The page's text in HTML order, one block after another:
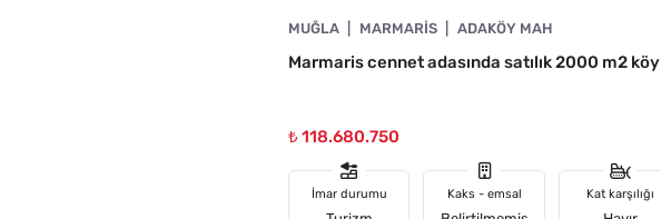
MUĞLA MARMARIS ADAKÖY MAH
Marmaris cennet adasında satılık 2000 m2 köy
₺ 118.680.750
İmar durumu Kaks - emsal Kat karşılığı